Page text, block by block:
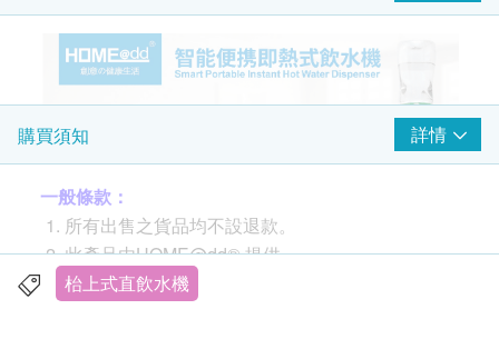
購買須知 詳情
一般條款：
所有出售之貨品均不設退款。
此產品由HOME@dd® 提供。
如有任何爭議，HOME@dd® 及健康網購
枱上式直飲水機